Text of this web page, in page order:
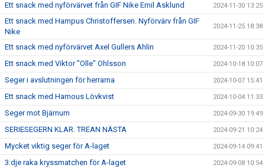
Ett snack med nyförvärvet från GIF Nike Emil Asklund 2024-11-30 13:25
Ett snack med Hampus Christoffersen. Nyförvärv från GIF
Nike
2024-11-25 18:38
Ett snack med nyförvärvet Axel Gullers Ahlin 2024-11-20 10:35
Ett snack med Viktor "Olle" Ohlsson 2024-10-18 10:07
Seger i avslutningen för herrarna 2024-10-07 15:41
Ett snack med Hamous Lövkvist 2024-10-04 11:33
Seger mot Bjärnum 2024-09-30 19:49
SERIESEGERN KLAR. TREAN NÄSTA 2024-09-21 10:24
Mycket viktig seger för A-laget 2024-09-14 09:41
3:dje raka kryssmatchen för A-laget 2024-09-08 10:54